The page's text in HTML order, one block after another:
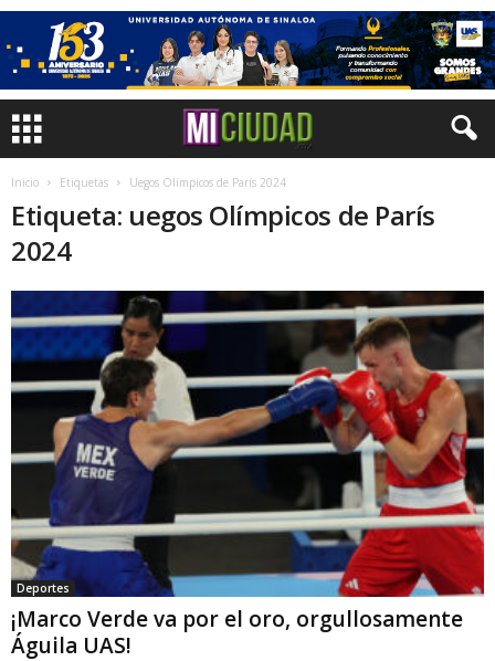
Inicio Etiquetas Uegos Olímpicos de París 2024
Etiqueta: uegos Olímpicos de París
2024
Deportes
¡Marco Verde va por el oro, orgullosamente
Águila UAS!